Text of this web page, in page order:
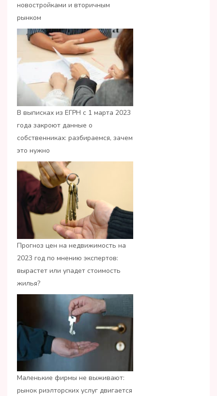
новостройками и вторичным
рынком
В выписках из ЕГРН с 1 марта 2023
года закроют данные о
собственниках: разбираемся, зачем
это нужно
Прогноз цен на недвижимость на
2023 год по мнению экспертов:
вырастет или упадет стоимость
жилья?
Маленькие фирмы не выживают:
рынок риэлторских услуг двигается